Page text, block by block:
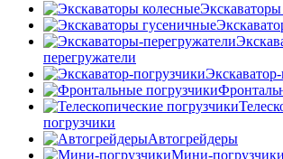
перегружатели
погрузчики
Автогрейдеры
Мини-погрузчики